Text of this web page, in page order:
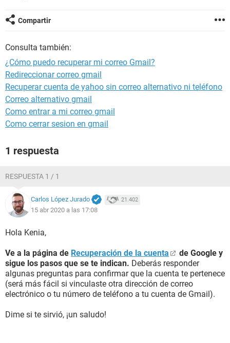
Compartir
Consulta también:
¿Cómo puedo recuperar mi correo Gmail?
Redireccionar correo gmail
Recuperar cuenta de yahoo sin correo alternativo ni teléfono
Correo alternativo gmail
Como entrar a mi correo gmail
Como cerrar sesion en gmail
1 respuesta
RESPUESTA 1 / 1
Carlos López Jurado 21.402
15 abr 2020 a las 17:08
Hola Kenia,
Ve a la página de Recuperación de la cuenta
de Google y
sigue los pasos que se te indican. Deberás responder
algunas preguntas para confirmar que la cuenta te pertenece
(será más fácil si vinculaste otra dirección de correo
electrónico o tu número de teléfono a tu cuenta de Gmail).
Dime si te sirvió, ¡un saludo!